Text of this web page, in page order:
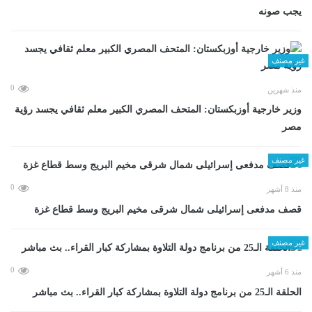
يجب صونه
غير مصنف
منذ شهرين 0
وزير خارجية أوزبكستان: المتحف المصري الكبير معلم ثقافي يجسد رؤية
مصر
غير مصنف
منذ 8 أشهر 0
قصف مدفعى إسرائيلى شمال شرقى مخيم البريج وسط قطاع غزة
غير مصنف
منذ 6 أشهر 0
الحلقة الـ25 من برنامج دولة التلاوة بمشاركة كبار القراء.. بث مباشر